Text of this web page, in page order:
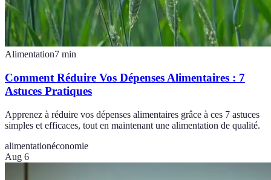
Alimentation7 min
Comment Réduire Vos Dépenses Alimentaires : 7
Astuces Pratiques
Apprenez à réduire vos dépenses alimentaires grâce à ces 7 astuces
simples et efficaces, tout en maintenant une alimentation de qualité.
alimentationéconomie
Aug 6